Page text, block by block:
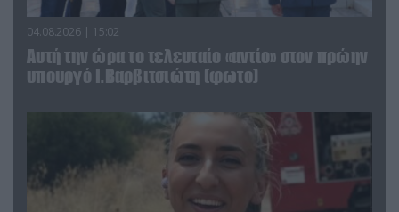
04.08.2026 | 15:02
Αυτή την ώρα το τελευταίο «αντίο» στον πρώην
υπουργό Ι.Βαρβιτσιώτη (φωτο)